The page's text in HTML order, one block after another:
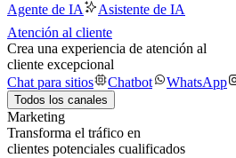
Agente de IA
Asistente de IA
Atención al cliente
Crea una experiencia de atención al
cliente excepcional
Chat para sitios
Chatbot WhatsApp
Todos los canales
Marketing
Transforma el tráfico en
clientes potenciales cualificados